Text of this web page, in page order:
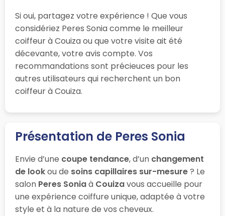
Si oui, partagez votre expérience ! Que vous
considériez Peres Sonia comme le meilleur
coiffeur à Couiza ou que votre visite ait été
décevante, votre avis compte. Vos
recommandations sont précieuces pour les
autres utilisateurs qui recherchent un bon
coiffeur à Couiza.
Présentation de Peres Sonia
Envie d’une coupe tendance, d’un changement
de lookou de soins capillaires sur-mesure? Le
salon Peres Soniaà Couizavous accueille pour
une expérience coiffure unique, adaptée à votre
style et à la nature de vos cheveux.